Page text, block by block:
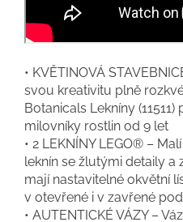
• KVĚTINOVÁ
svou kreativitu plně
Botanicals Lekníny
milovníky rostlin od 9 let
• 2 LEKNÍNY LEGO® –
leknín se žlutými detaily a
mají nastavitelné okvětní
v otevřené i v zavřené
• AUTENTICKÉ VÁZY –